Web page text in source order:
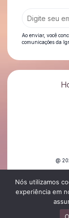
Ao enviar, você
comunicações da
@
Nós utilizamos
experiência em